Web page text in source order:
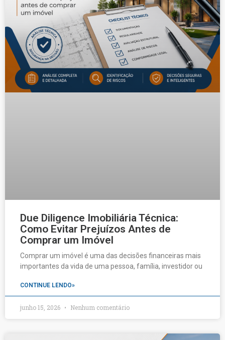
Due Diligence Imobiliária Técnica:
Como Evitar Prejuízos Antes de
Comprar um Imóvel
Comprar um imóvel é uma das decisões financeiras mais
importantes da vida de uma pessoa, família, investidor ou
CONTINUE LENDO»
junho 15, 2026 Nenhum comentário